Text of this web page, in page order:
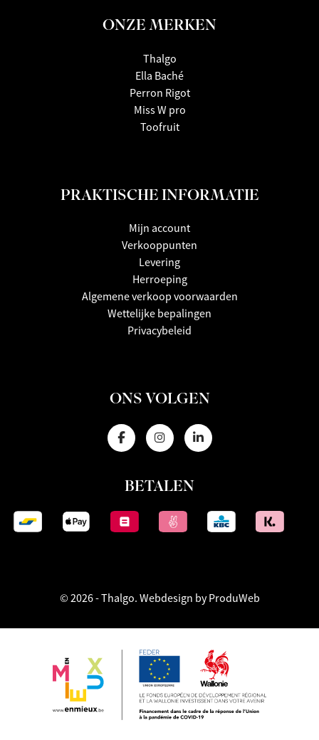
ONZE MERKEN
Thalgo
Ella Baché
Perron Rigot
Miss W pro
Toofruit
PRAKTISCHE INFORMATIE
Mijn account
Verkooppunten
Levering
Herroeping
Algemene verkoop voorwaarden
Wettelijke bepalingen
Privacybeleid
ONS VOLGEN
BETALEN
© 2026 - Thalgo. Webdesign by ProduWeb